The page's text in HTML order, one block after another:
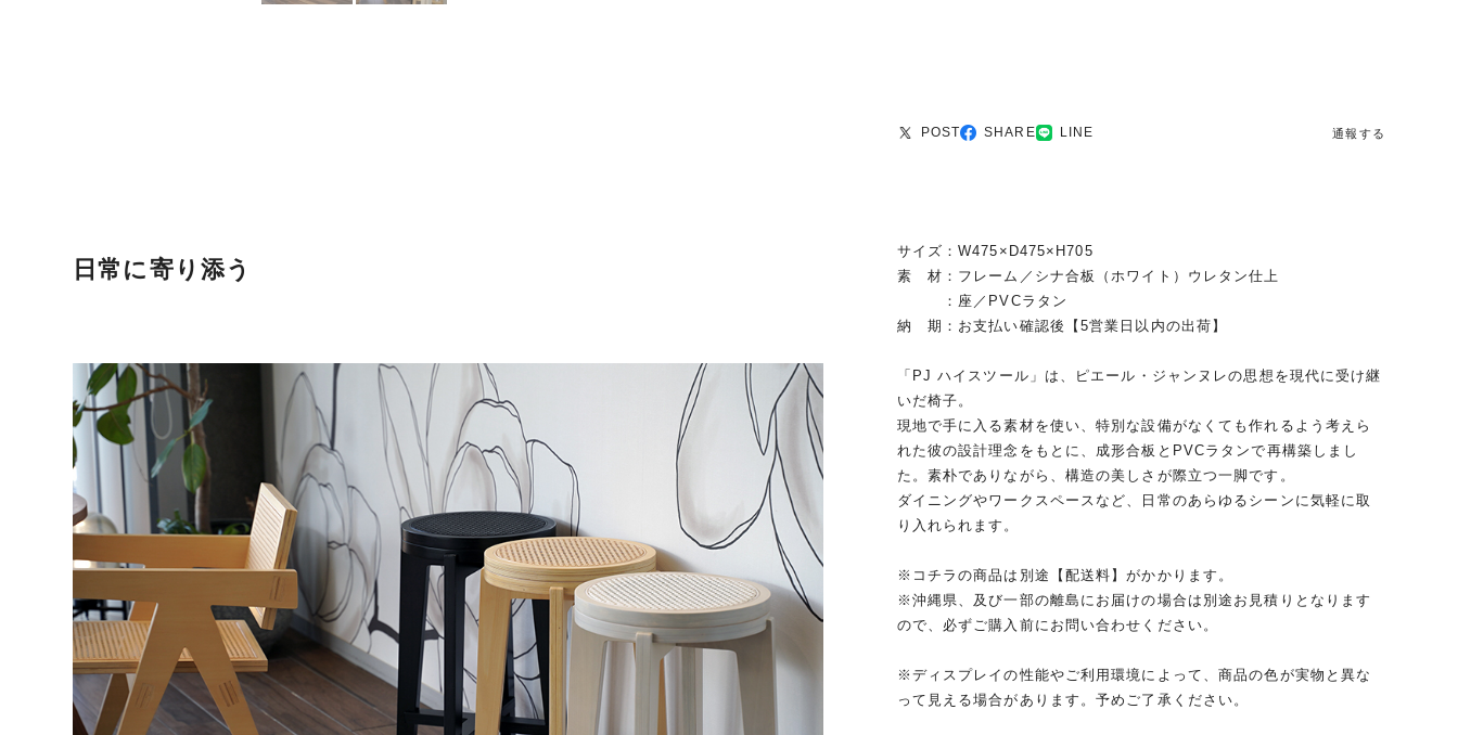
日常に寄り添う
POST SHARE LINE 通報する
サイズ：W475×D475×H705
素 材：フレーム／シナ合板（ホワイト）ウレタン仕上
：座／PVCラタン
納 期：お支払い確認後【5営業日以内の出荷】
「PJ ハイスツール」は、ピエール・ジャンヌレの思想を現代に受け継
いだ椅子。
現地で手に入る素材を使い、特別な設備がなくても作れるよう考えら
れた彼の設計理念をもとに、成形合板とPVCラタンで再構築しまし
た。素朴でありながら、構造の美しさが際立つ一脚です。
ダイニングやワークスペースなど、日常のあらゆるシーンに気軽に取
り入れられます。
※コチラの商品は別途【配送料】がかかります。
※沖縄県、及び一部の離島にお届けの場合は別途お見積りとなります
ので、必ずご購入前にお問い合わせください。
※ディスプレイの性能やご利用環境によって、商品の色が実物と異な
って見える場合があります。予めご了承ください。